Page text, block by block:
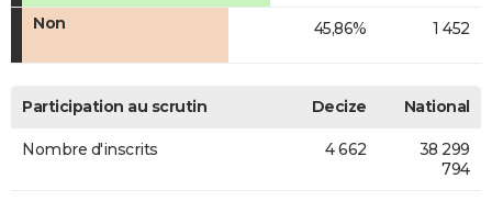
Non 45,86% 1 452
Participation au scrutin Decize National
Nombre d'inscrits 4 662
38 299
794